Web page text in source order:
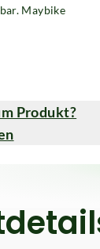
Maybike
Produkt?